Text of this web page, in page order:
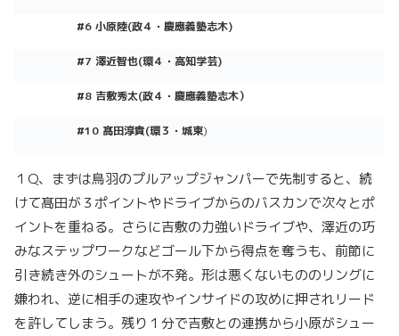
#6 小原陸(政４ ・慶應義塾志木)
#7 澤近智也(環４ ・高知学芸)
#8 吉敷秀太(政４・慶應義塾志木）
#10 髙田淳貴(環３ ・城東)
１Q、まずは鳥羽のプルアップジャンパーで先制すると、続
けて髙田が３ポイントやドライブからのバスカンで次々とポ
イントを重ねる。さらに吉敷の力強いドライブや、澤近の巧
みなステップワークなどゴール下から得点を奪うも、前節に
引き続き外のシュートが不発。形は悪くないもののリングに
嫌われ、逆に相手の速攻やインサイドの攻めに押されリード
を許してしまう。残り１分で吉敷との連携から小原がシュー